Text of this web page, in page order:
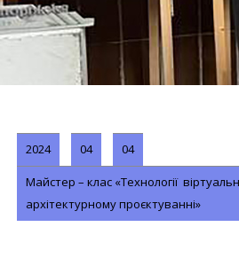
2024 04 04
Майстер – клас «Технології
архітектурному проєктуванні»